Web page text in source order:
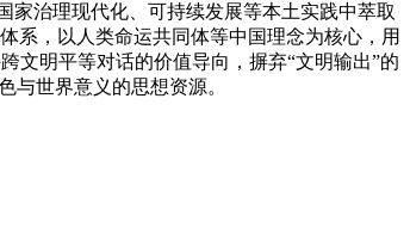
治理现代化、可持续发展等本土实践中萃取
系，以人类命运共同体等中国理念为核心，用
文明平等对话的价值导向，摒弃“文明输出”的
与世界意义的思想资源。